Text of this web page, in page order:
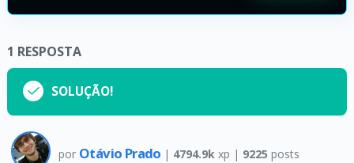
1 RESPOSTA
SOLUÇÃO!
por Otávio Prado | 4794.9k xp | 9225 posts